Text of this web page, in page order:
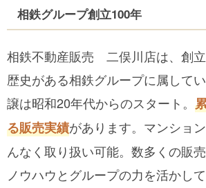
相鉄グループ創立100年
相鉄不動産販売 二俣川店は、創
歴史がある相鉄グループに属して
譲は昭和20年代からのスタート。
る販売実績があります。マンショ
んなく取り扱い可能。数多くの販
ノウハウとグループの力を活かし